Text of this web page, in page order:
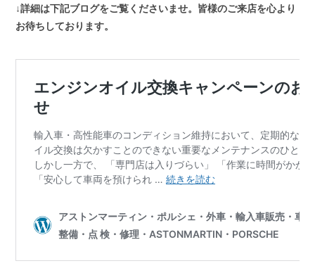
↓詳細は下記ブログをご覧くださいませ。皆様のご来店を心より
お待ちしております。